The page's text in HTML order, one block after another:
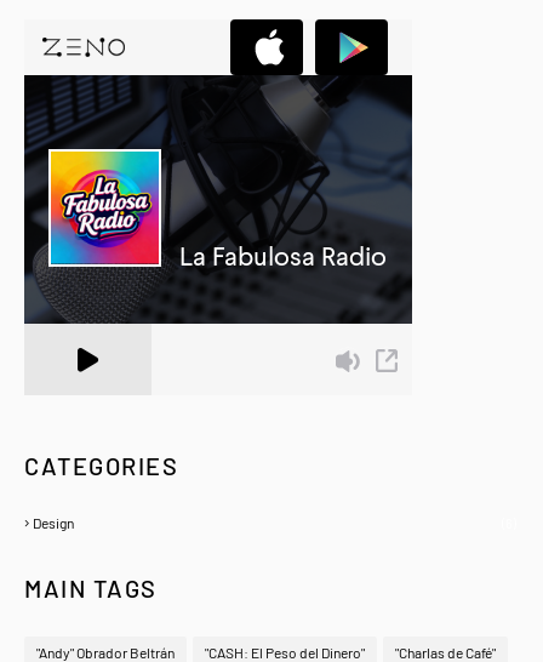
CATEGORIES
Design
MAIN TAGS
"Andy" Obrador Beltrán "CASH: El Peso del Dinero" "Charlas de Café"